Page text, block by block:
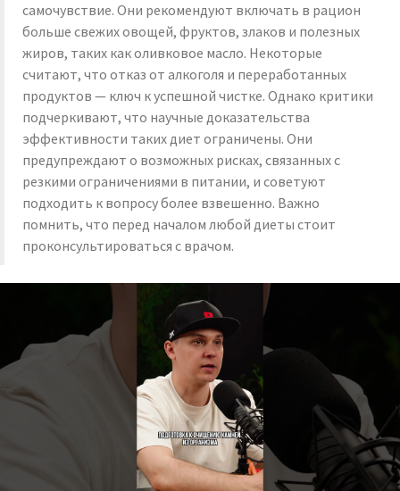
самочувствие. Они рекомендуют включать в рацион
больше свежих овощей, фруктов, злаков и полезных
жиров, таких как оливковое масло. Некоторые
считают, что отказ от алкоголя и переработанных
продуктов — ключ к успешной чистке. Однако критики
подчеркивают, что научные доказательства
эффективности таких диет ограничены. Они
предупреждают о возможных рисках, связанных с
резкими ограничениями в питании, и советуют
подходить к вопросу более взвешенно. Важно
помнить, что перед началом любой диеты стоит
проконсультироваться с врачом.